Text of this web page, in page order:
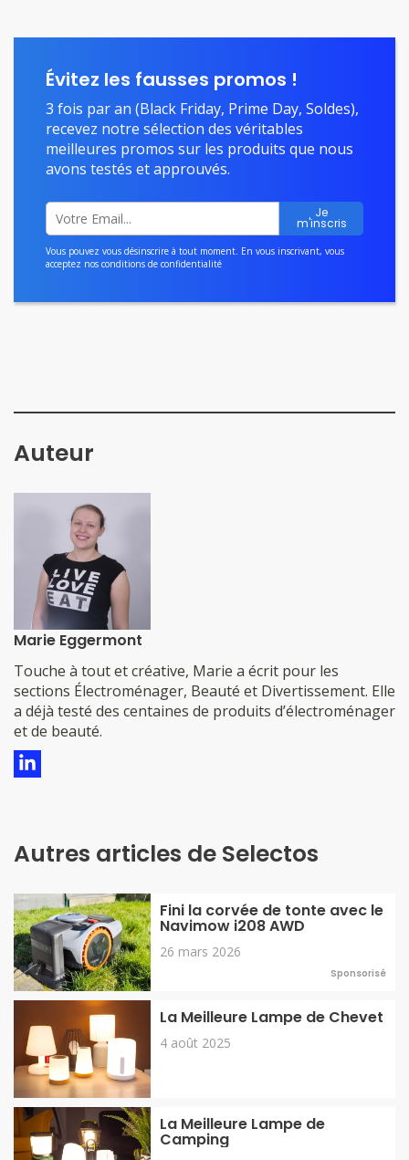
Évitez les fausses promos !
3 fois par an (Black Friday, Prime Day, Soldes),
recevez notre sélection des véritables
meilleures promos sur les produits que nous
avons testés et approuvés.
Vous pouvez vous désinscrire à tout moment. En vous inscrivant, vous
acceptez nos conditions de confidentialité
Auteur
Marie Eggermont
​​​​​​​​Touche à tout et créative, Marie a écrit pour les
sections Électroménager, Beauté et Divertissement. Elle
a déjà testé des centaines de produits d’électroménager
et de beauté.
Autres articles de Selectos
Sponsorisé
Fini la corvée de tonte avec le
Navimow i208 AWD
26 mars 2026
La Meilleure Lampe de Chevet
4 août 2025
La Meilleure Lampe de
Camping